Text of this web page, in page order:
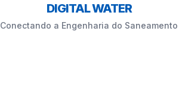
DIGITAL WATER
Conectando a Engenharia do Saneamento